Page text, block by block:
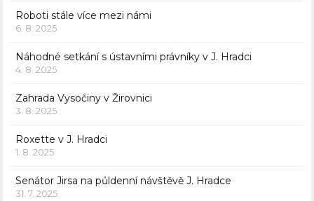
Roboti stále více mezi námi
6. 8. 2025
Náhodné setkání s ústavními právníky v J. Hradci
4. 8. 2025
Zahrada Vysočiny v Žirovnici
3. 8. 2025
Roxette v J. Hradci
1. 8. 2025
Senátor Jirsa na půldenní návštěvě J. Hradce
31. 7. 2025